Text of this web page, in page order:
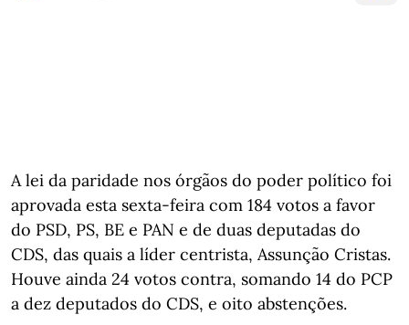
A lei da paridade nos órgãos do poder político foi
aprovada esta sexta-feira com 184 votos a favor
do PSD, PS, BE e PAN e de duas deputadas do
CDS, das quais a líder centrista, Assunção Cristas.
Houve ainda 24 votos contra, somando 14 do PCP
a dez deputados do CDS, e oito abstenções.